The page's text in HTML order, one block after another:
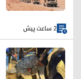
2 ساعت پیش